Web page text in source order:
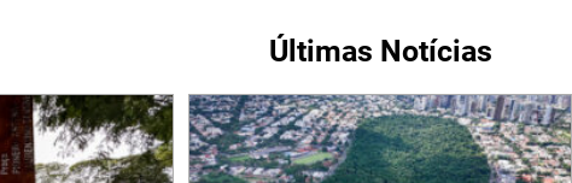
Últimas Notícias